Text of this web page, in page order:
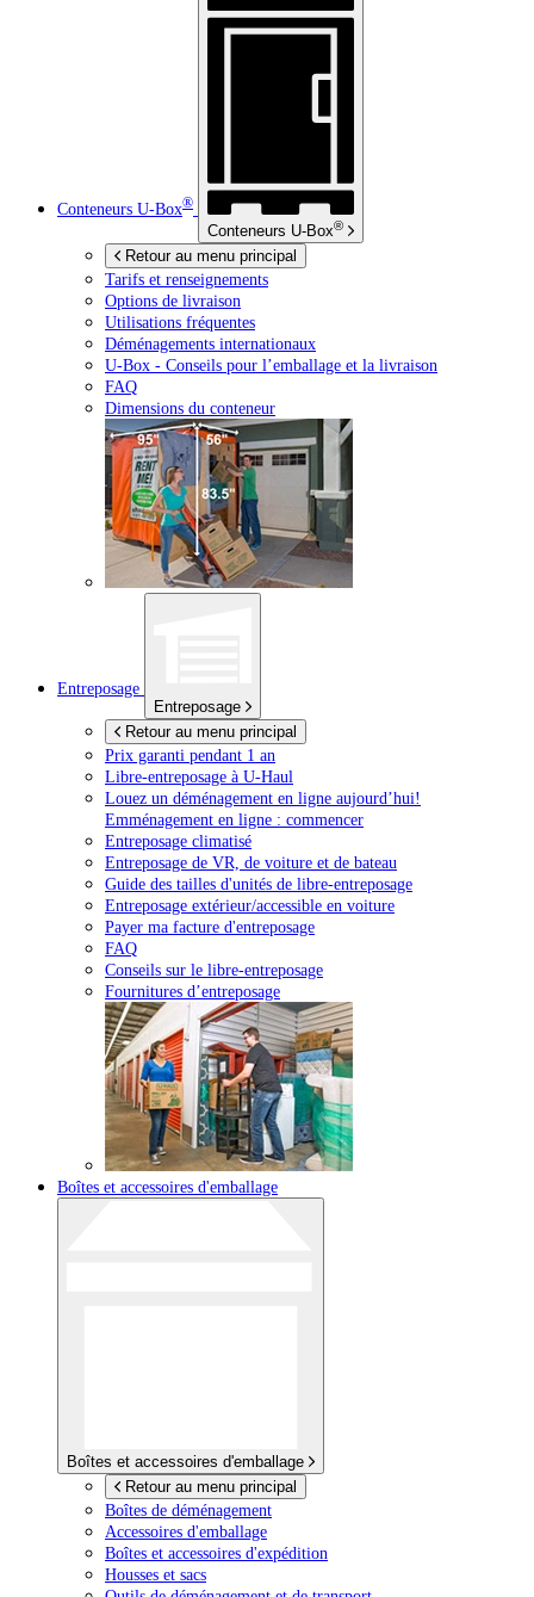
Conteneurs U-Box®
Conteneurs U-Box®
Retour au menu principal
Tarifs et renseignements
Options de livraison
Utilisations fréquentes
Déménagements internationaux
U-Box - Conseils pour l’emballage et la livraison
FAQ
Dimensions du conteneur
Entreposage
Entreposage
Retour au menu principal
Prix garanti pendant 1 an
Libre-entreposage à U-Haul
Louez un déménagement en ligne aujourd’hui!
Emménagement en ligne : commencer
Entreposage climatisé
Entreposage de VR, de voiture et de bateau
Guide des tailles d'unités de libre-entreposage
Entreposage extérieur/accessible en voiture
Payer ma facture d'entreposage
FAQ
Conseils sur le libre-entreposage
Fournitures d’entreposage
Boîtes et accessoires d'emballage
Boîtes et accessoires d'emballage
Retour au menu principal
Boîtes de déménagement
Accessoires d'emballage
Boîtes et accessoires d'expédition
Housses et sacs